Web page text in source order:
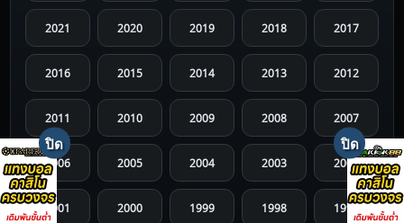
2021 2020 2019 2018 2017
2016 2015 2014 2013 2012
2011 2010 2009 2008 2007
2006 2005 2004 2003 2002
2001 2000 1999 1998 1997